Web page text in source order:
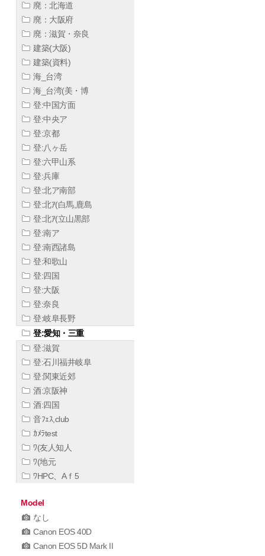
廃：北海道
廃：大阪府
廃：滋賀・奈良
建築(大阪)
建築(資料)
海_台湾
海_台湾(美・博
登:中国方面
登:中央ア
登:京都
登:八ヶ岳
登:六甲山系
登:兵庫
登:北ア南部
登:北ｱ(白馬,鹿島
登:北ｱ(立山黒部
登:南ア
登:南西諸島
登:和歌山
登:四国
登:大阪
登:奈良
登:岐阜長野
登:愛知・三重
登:滋賀
登:石川福井岐阜
登:関東近郊
酒:京阪神
酒:四国
音ﾌｪｽ,club
ｶﾒﾗtest
ﾜ(友人知人
ﾜ(地元
ﾜHPC、Aｆ5
Model
なし
Canon EOS 40D
Canon EOS 5D Mark II